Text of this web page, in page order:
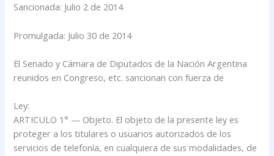
Sancionada: Julio 2 de 2014
Promulgada: Julio 30 de 2014
El Senado y Cámara de Diputados de la Nación Argentina
reunidos en Congreso, etc. sancionan con fuerza de
Ley:
ARTICULO 1° — Objeto. El objeto de la presente ley es
proteger a los titulares o usuarios autorizados de los
servicios de telefonía, en cualquiera de sus modalidades, de